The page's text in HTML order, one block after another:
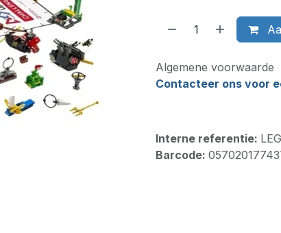
Algemene voorwaarde
Contacteer ons voor
Interne referentie:
Barcode: